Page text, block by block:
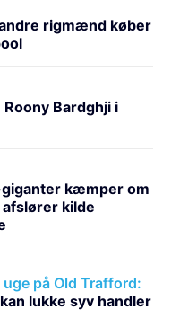
rigmænd køber
Bardghji i
kæmper om
kilde
på Old Trafford:
lukke syv handler